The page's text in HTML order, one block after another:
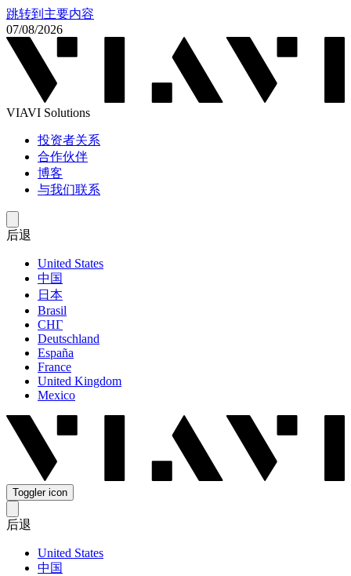
跳转到主要内容
07/08/2026
VIAVI Solutions
投资者关系
合作伙伴
博客
与我们联系
后退
United States
中国
日本
Brasil
СНГ
Deutschland
España
France
United Kingdom
Mexico
Toggler icon
后退
United States
中国